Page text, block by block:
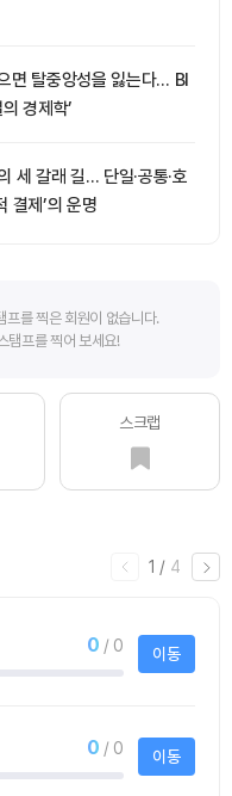
면 탈중앙성을 잃는다… BI
경제학’
세 갈래 길… 단일·공통·호
결제’의 운명
프를 찍은 회원이 없습니다.
탬프를 찍어 보세요!
스크랩
1 / 4
0 / 0 이동
0 / 0 이동